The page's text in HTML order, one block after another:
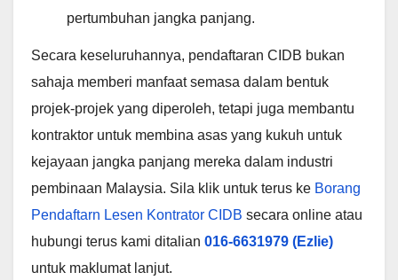
pertumbuhan jangka panjang.
Secara keseluruhannya, pendaftaran CIDB bukan
sahaja memberi manfaat semasa dalam bentuk
projek-projek yang diperoleh, tetapi juga membantu
kontraktor untuk membina asas yang kukuh untuk
kejayaan jangka panjang mereka dalam industri
pembinaan Malaysia. Sila klik untuk terus ke Borang
Pendaftarn Lesen Kontrator CIDB secara online atau
hubungi terus kami ditalian 016-6631979 (Ezlie)
untuk maklumat lanjut.